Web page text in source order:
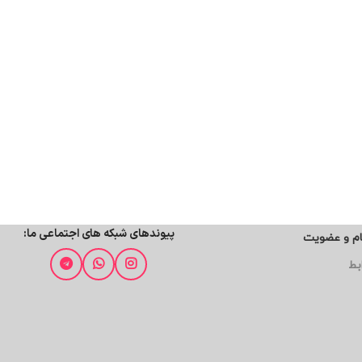
پیوندهای شبکه های اجتماعی ما:
و عضویت